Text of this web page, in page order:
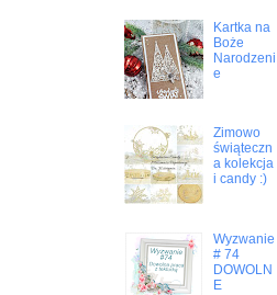
Kartka na
Boże
Narodzeni
e
Zimowo
świąteczn
a kolekcja
i candy :)
Wyzwanie
# 74
DOWOLN
E